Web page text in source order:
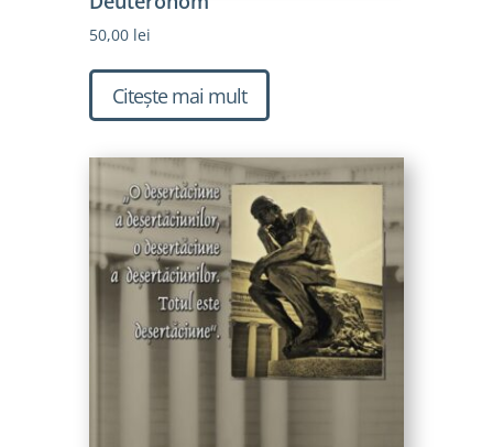
50,00 lei
Citește mai mult